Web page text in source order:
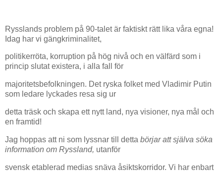
Rysslands problem på 90-talet är faktiskt rätt lika våra egna!
Idag har vi gängkriminalitet,
politikerröta, korruption på hög nivå och en välfärd som i
princip slutat existera, i alla fall för
majoritetsbefolkningen. Det ryska folket med Vladimir Putin
som ledare lyckades resa sig ur
detta träsk och skapa ett nytt land, nya visioner, nya mål och
en framtid!
Jag hoppas att ni som lyssnar till detta börjar att själva söka
information om Ryssland, utanför
svensk etablerad medias snäva åsiktskorridor. Vi har enbart